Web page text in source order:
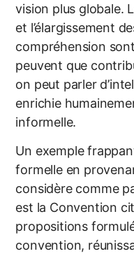
vision plus globale.
et l’élargissement
compréhension
peuvent que
on peut parler
enrichie
informelle.
Un exemple
formelle en
considère comme
est la Convention
propositions
convention,